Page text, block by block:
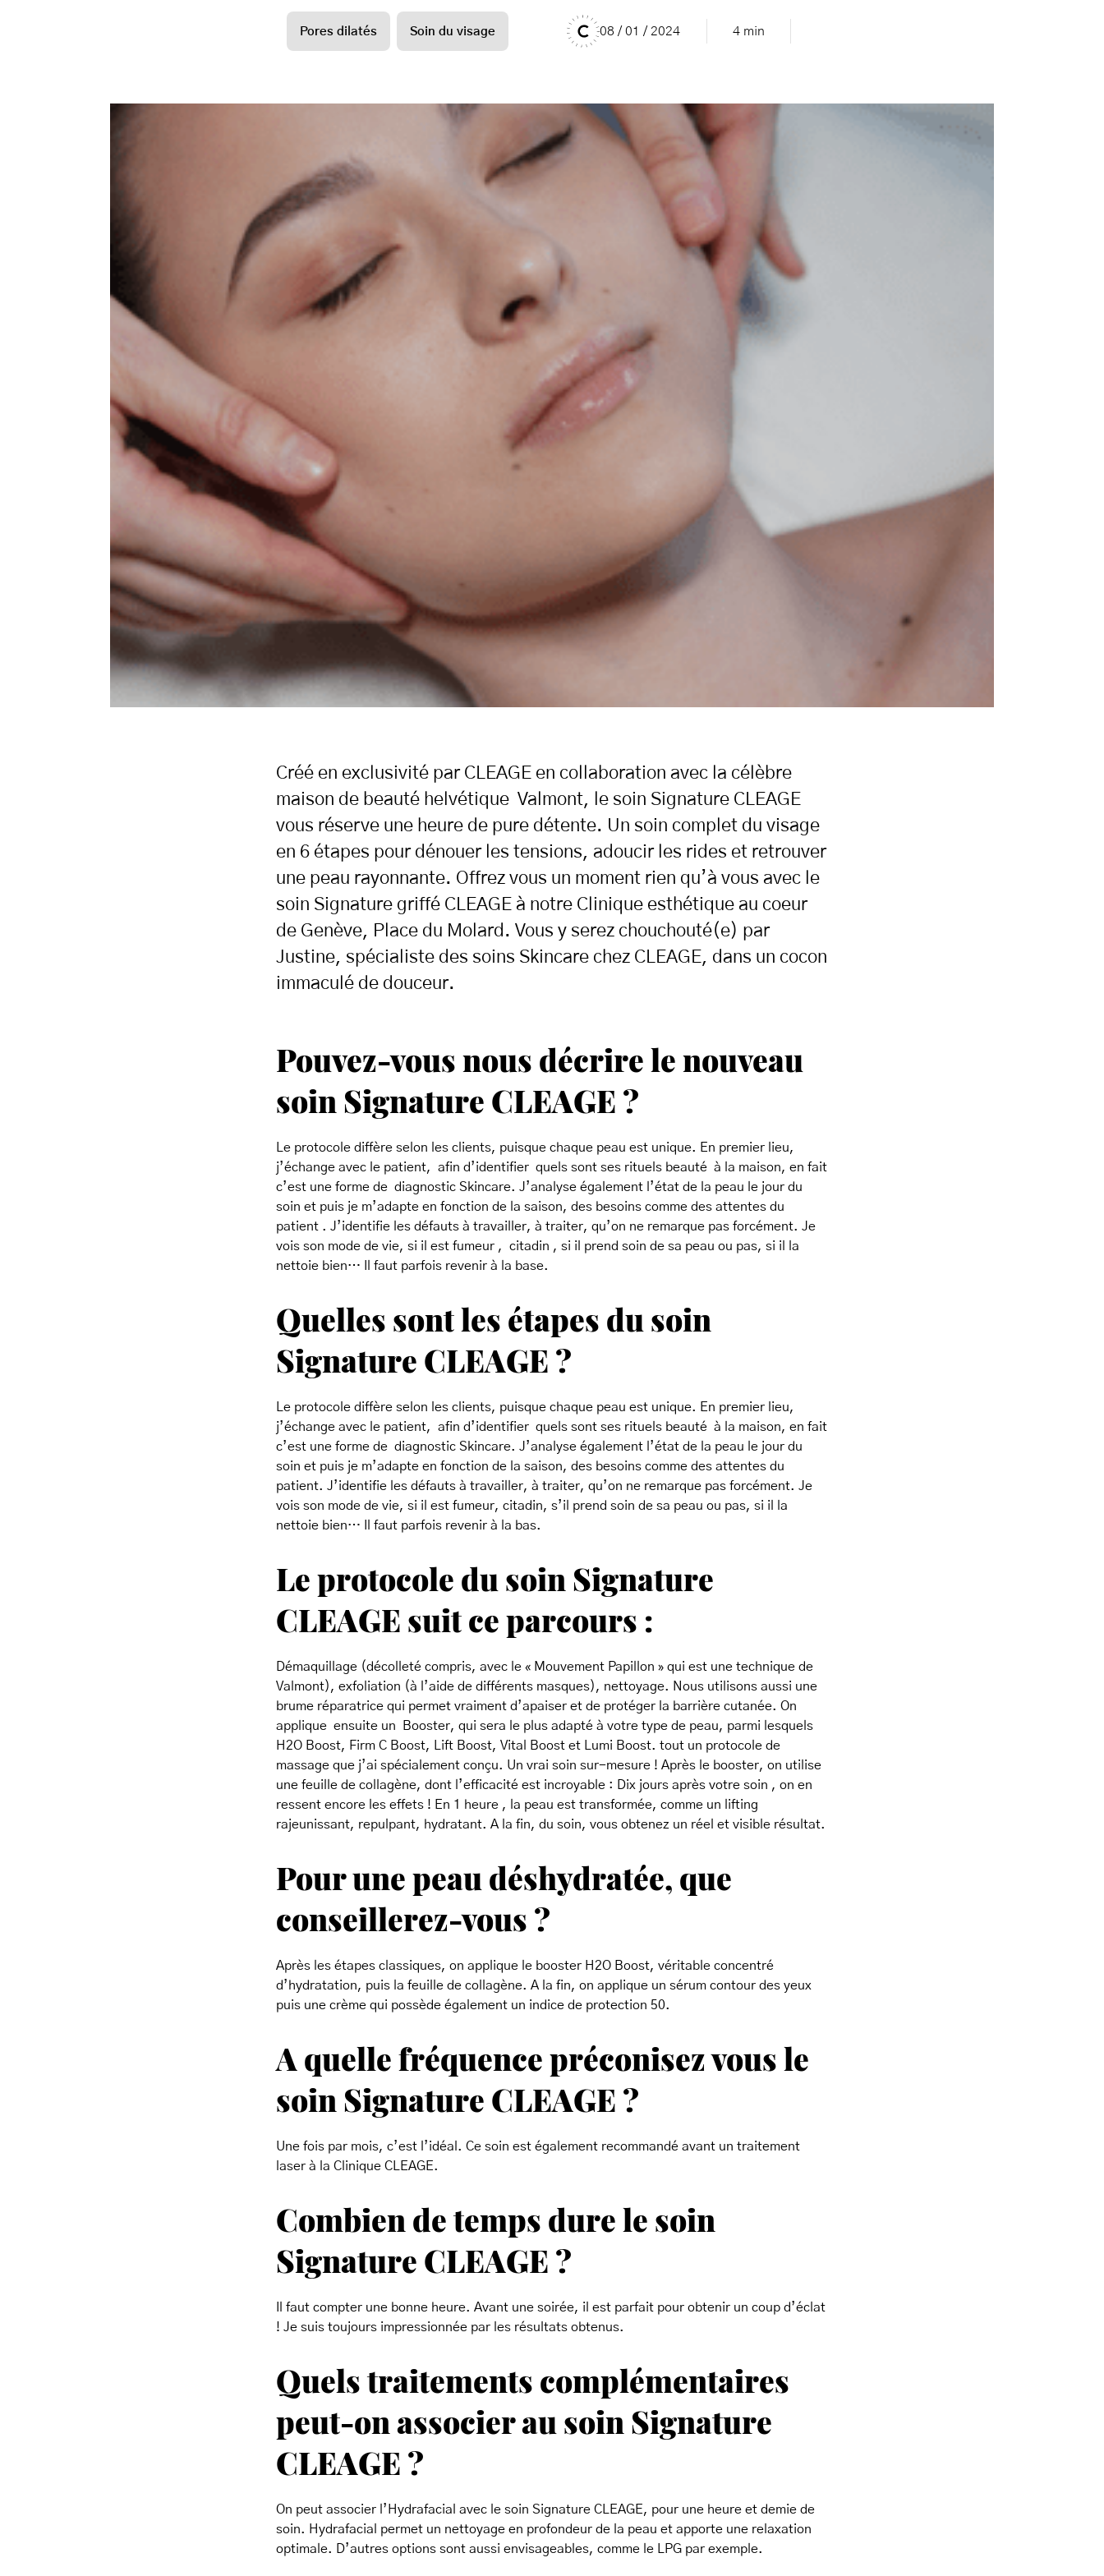
Pores dilatés Soin du visage 08 / 01 / 2024 4 min
Créé en exclusivité par CLEAGE en collaboration avec la célèbre
maison de beauté helvétique Valmont, le soin Signature CLEAGE
vous réserve une heure de pure détente. Un soin complet du visage
en 6 étapes pour dénouer les tensions, adoucir les rides et retrouver
une peau rayonnante. Offrez vous un moment rien qu’à vous avec le
soin Signature griffé CLEAGE à notre Clinique esthétique au coeur
de Genève, Place du Molard. Vous y serez chouchouté(e) par
Justine, spécialiste des soins Skincare chez CLEAGE, dans un cocon
immaculé de douceur.
Pouvez-vous nous décrire le nouveau
soin Signature CLEAGE ?
Le protocole diffère selon les clients, puisque chaque peau est unique. En premier lieu,
j’échange avec le patient, afin d’identifier quels sont ses rituels beauté à la maison, en fait
c’est une forme de diagnostic Skincare. J’analyse également l’état de la peau le jour du
soin et puis je m’adapte en fonction de la saison, des besoins comme des attentes du
patient . J’identifie les défauts à travailler, à traiter, qu’on ne remarque pas forcément. Je
vois son mode de vie, si il est fumeur , citadin , si il prend soin de sa peau ou pas, si il la
nettoie bien… Il faut parfois revenir à la base.
Quelles sont les étapes du soin
Signature CLEAGE ?
Le protocole diffère selon les clients, puisque chaque peau est unique. En premier lieu,
j’échange avec le patient, afin d’identifier quels sont ses rituels beauté à la maison, en fait
c’est une forme de diagnostic Skincare. J’analyse également l’état de la peau le jour du
soin et puis je m’adapte en fonction de la saison, des besoins comme des attentes du
patient. J’identifie les défauts à travailler, à traiter, qu’on ne remarque pas forcément. Je
vois son mode de vie, si il est fumeur, citadin, s’il prend soin de sa peau ou pas, si il la
nettoie bien… Il faut parfois revenir à la bas.
Le protocole du soin Signature
CLEAGE suit ce parcours :
Démaquillage (décolleté compris, avec le « Mouvement Papillon » qui est une technique de
Valmont), exfoliation (à l’aide de différents masques), nettoyage. Nous utilisons aussi une
brume réparatrice qui permet vraiment d’apaiser et de protéger la barrière cutanée. On
applique ensuite un Booster, qui sera le plus adapté à votre type de peau, parmi lesquels
H2O Boost, Firm C Boost, Lift Boost, Vital Boost et Lumi Boost. tout un protocole de
massage que j’ai spécialement conçu. Un vrai soin sur-mesure ! Après le booster, on utilise
une feuille de collagène, dont l’efficacité est incroyable : Dix jours après votre soin , on en
ressent encore les effets ! En 1 heure , la peau est transformée, comme un lifting
rajeunissant, repulpant, hydratant. A la fin, du soin, vous obtenez un réel et visible résultat.
Pour une peau déshydratée, que
conseillerez-vous ?
Après les étapes classiques, on applique le booster H2O Boost, véritable concentré
d’hydratation, puis la feuille de collagène. A la fin, on applique un sérum contour des yeux
puis une crème qui possède également un indice de protection 50.
A quelle fréquence préconisez vous le
soin Signature CLEAGE ?
Une fois par mois, c’est l’idéal. Ce soin est également recommandé avant un traitement
laser à la Clinique CLEAGE.
Combien de temps dure le soin
Signature CLEAGE ?
Il faut compter une bonne heure. Avant une soirée, il est parfait pour obtenir un coup d’éclat
! Je suis toujours impressionnée par les résultats obtenus.
Quels traitements complémentaires
peut-on associer au soin Signature
CLEAGE ?
On peut associer l’Hydrafacial avec le soin Signature CLEAGE, pour une heure et demie de
soin. Hydrafacial permet un nettoyage en profondeur de la peau et apporte une relaxation
optimale. D’autres options sont aussi envisageables, comme le LPG par exemple.